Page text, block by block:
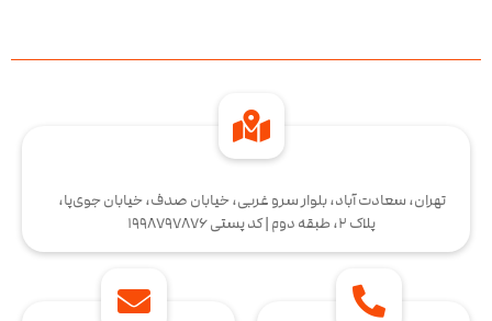
تهران، سعادت آباد، بلوار سرو غربی، خیابان صدف، خیابان جوی‌پا،
پلاک 2، طبقه دوم | کد پستی 1998797876